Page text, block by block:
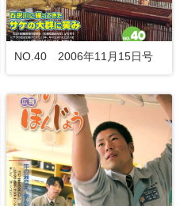
NO.40 2006年11月15日号